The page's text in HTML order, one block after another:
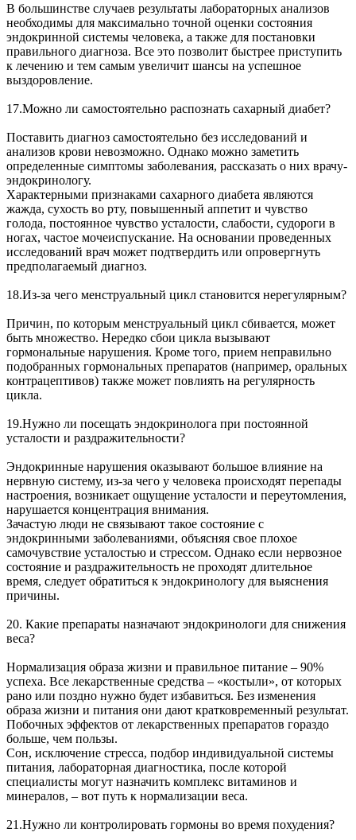
В большинстве случаев результаты лабораторных анализов
необходимы для максимально точной оценки состояния
эндокринной системы человека, а также для постановки
правильного диагноза. Все это позволит быстрее приступить
к лечению и тем самым увеличит шансы на успешное
выздоровление.
17.Можно ли самостоятельно распознать сахарный диабет?
Поставить диагноз самостоятельно без исследований и
анализов крови невозможно. Однако можно заметить
определенные симптомы заболевания, рассказать о них врачу-
эндокринологу.
Характерными признаками сахарного диабета являются
жажда, сухость во рту, повышенный аппетит и чувство
голода, постоянное чувство усталости, слабости, судороги в
ногах, частое мочеиспускание. На основании проведенных
исследований врач может подтвердить или опровергнуть
предполагаемый диагноз.
18.Из-за чего менструальный цикл становится нерегулярным?
Причин, по которым менструальный цикл сбивается, может
быть множество. Нередко сбои цикла вызывают
гормональные нарушения. Кроме того, прием неправильно
подобранных гормональных препаратов (например, оральных
контрацептивов) также может повлиять на регулярность
цикла.
19.Нужно ли посещать эндокринолога при постоянной
усталости и раздражительности?
Эндокринные нарушения оказывают большое влияние на
нервную систему, из-за чего у человека происходят перепады
настроения, возникает ощущение усталости и переутомления,
нарушается концентрация внимания.
Зачастую люди не связывают такое состояние с
эндокринными заболеваниями, объясняя свое плохое
самочувствие усталостью и стрессом. Однако если нервозное
состояние и раздражительность не проходят длительное
время, следует обратиться к эндокринологу для выяснения
причины.
20. Какие препараты назначают эндокринологи для снижения
веса?
Нормализация образа жизни и правильное питание – 90%
успеха. Все лекарственные средства – «костыли», от которых
рано или поздно нужно будет избавиться. Без изменения
образа жизни и питания они дают кратковременный результат.
Побочных эффектов от лекарственных препаратов гораздо
больше, чем пользы.
Сон, исключение стресса, подбор индивидуальной системы
питания, лабораторная диагностика, после которой
специалисты могут назначить комплекс витаминов и
минералов, – вот путь к нормализации веса.
21.Нужно ли контролировать гормоны во время похудения?